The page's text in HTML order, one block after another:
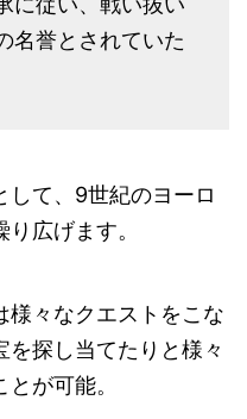
名誉とされていた
して、9世紀のヨーロ
広げます。
様々なクエストをこな
を探し当てたりと様々
が可能。